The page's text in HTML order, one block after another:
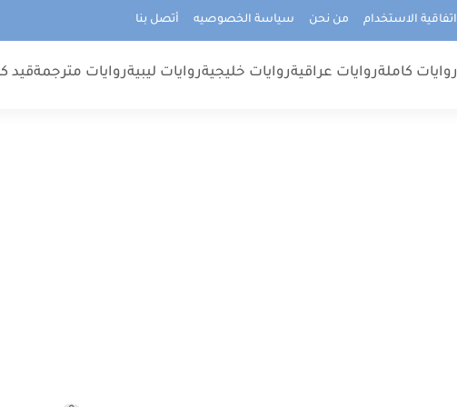
اتفاقية الاستخدام من نحن سياسة الخصوصيه أتصل بنا
روايات كاملةروايات عراقيةروايات خليجيةروايات ليبيةروايات مترجمةقيد